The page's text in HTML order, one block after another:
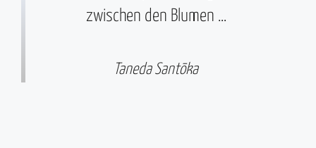
zwischen den Blumen …
Taneda Santōka